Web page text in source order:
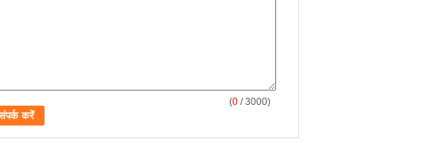
(0 / 3000)